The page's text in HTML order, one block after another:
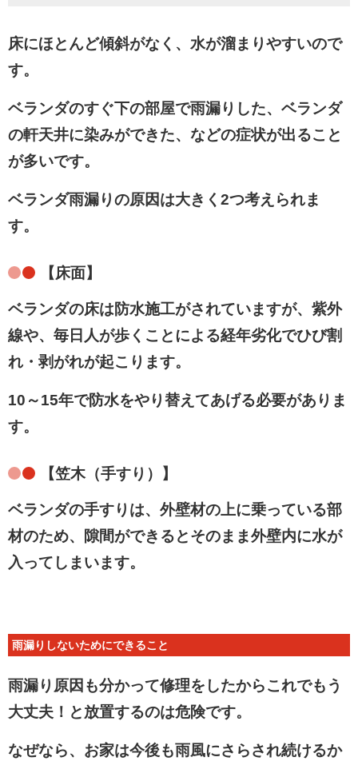
床にほとんど傾斜がなく、水が溜まりやすいので
す。
ベランダのすぐ下の部屋で雨漏りした、ベランダ
の軒天井に染みができた、などの症状が出ること
が多いです。
ベランダ雨漏りの原因は大きく2つ考えられま
す。
【床面】
ベランダの床は防水施工がされていますが、紫外
線や、毎日人が歩くことによる経年劣化でひび割
れ・剥がれが起こります。
10～15年で防水をやり替えてあげる必要がありま
す。
【笠木（手すり）】
ベランダの手すりは、外壁材の上に乗っている部
材のため、隙間ができるとそのまま外壁内に水が
入ってしまいます。
雨漏りしないためにできること
雨漏り原因も分かって修理をしたからこれでもう
大丈夫！と放置するのは危険です。
なぜなら、 お家は今後も雨風にさらされ続けるか